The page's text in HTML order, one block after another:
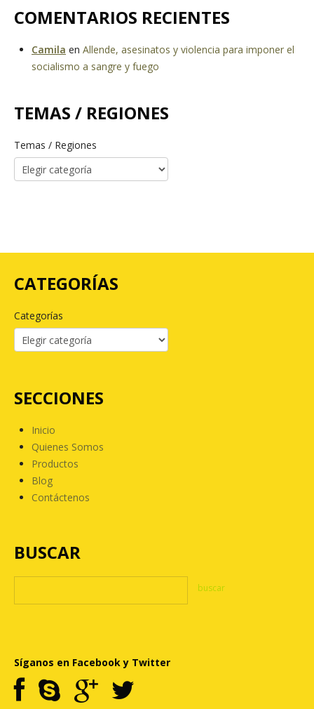
COMENTARIOS RECIENTES
Camila en Allende, asesinatos y violencia para imponer el
socialismo a sangre y fuego
TEMAS / REGIONES
Temas / Regiones
CATEGORÍAS
Categorías
SECCIONES
Inicio
Quienes Somos
Productos
Blog
Contáctenos
BUSCAR
Síganos en Facebook y Twitter